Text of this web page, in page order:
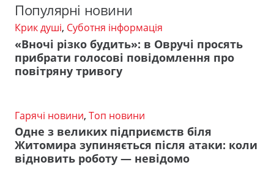
Популярні новини
Крик душі, Суботня інформація
«Вночі різко будить»: в Овручі просять
прибрати голосові повідомлення про
повітряну тривогу
Гарячі новини, Топ новини
Одне з великих підприємств біля
Житомира зупиняється після атаки: коли
відновить роботу — невідомо